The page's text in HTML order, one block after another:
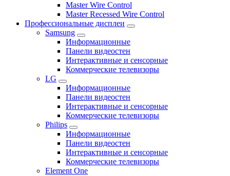
Master Wire Control
Master Recessed Wire Control
Профессиональные дисплеи
Samsung
Информационные
Панели видеостен
Интерактивные и сенсорные
Коммерческие телевизоры
LG
Информационные
Панели видеостен
Интерактивные и сенсорные
Коммерческие телевизоры
Philips
Информационные
Панели видеостен
Интерактивные и сенсорные
Коммерческие телевизоры
Element One